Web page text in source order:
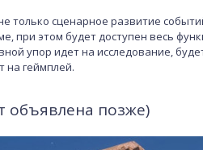
сценарное развитие
при этом будет доступен весь
упор идет на исследование,
на геймплей.
объявлена позже)